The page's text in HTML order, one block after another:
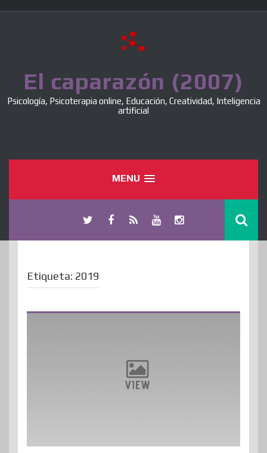
El caparazón (2007)
Psicología, Psicoterapia online, Educación, Creatividad, Inteligencia
artificial
MENU
Etiqueta: 2019